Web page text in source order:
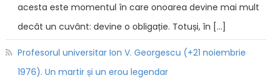
acesta este momentul în care onoarea devine mai mult
decât un cuvânt: devine o obligație. Totuși, în […]
Profesorul universitar Ion V. Georgescu (+21 noiembrie
1976). Un martir și un erou legendar